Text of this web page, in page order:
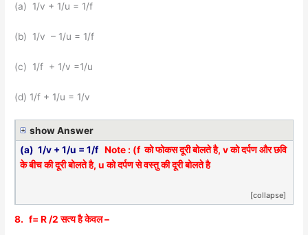
(a) 1/v + 1/u = 1/f
(b) 1/v – 1/u = 1/f
(c) 1/f + 1/v =1/u
(d) 1/f + 1/u = 1/v
show Answer
(a) 1/v + 1/u = 1/fNote : (f को फोकस दूरी बोलते है, v को दर्पण और छवि
के बीच की दूरी बोलते है, u को दर्पण से वस्तु की दूरी बोलते है
[collapse]
8. f= R /2 सत्य है केवल –